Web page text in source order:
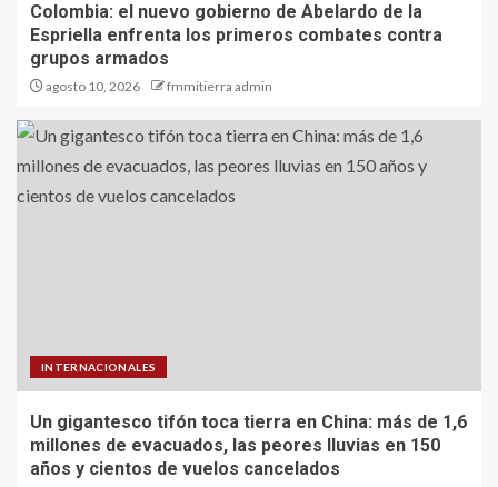
Colombia: el nuevo gobierno de Abelardo de la
Espriella enfrenta los primeros combates contra
grupos armados
agosto 10, 2026 fmmitierra admin
INTERNACIONALES
Un gigantesco tifón toca tierra en China: más de 1,6
millones de evacuados, las peores lluvias en 150
años y cientos de vuelos cancelados